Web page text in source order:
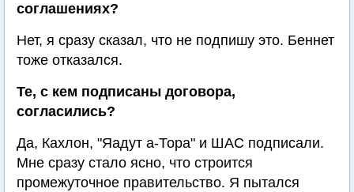
соглашениях?
Нет, я сразу сказал, что не подпишу это. Беннет
тоже отказался.
Те, с кем подписаны договора,
согласились?
Да, Кахлон, "Яадут а-Тора" и ШАС подписали.
Мне сразу стало ясно, что строится
промежуточное правительство. Я пытался